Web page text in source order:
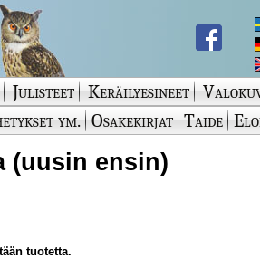
Julisteet Keräilyesineet
ym. Osakekirjat Taide
(uusin ensin)
tuotetta.